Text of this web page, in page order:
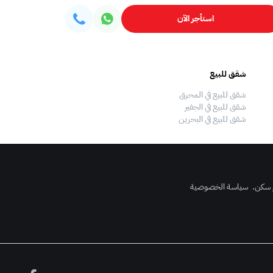
استأجر الآن
شقق للبيع
شقق للبيع في المحرق
شقق للبيع في الجفير
شقق للبيع في البحرين
سكن. سياسة الخصوصية